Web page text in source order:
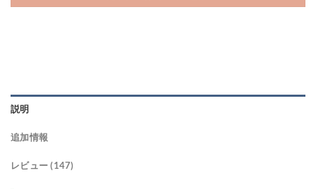
説明
追加情報
レビュー (147)